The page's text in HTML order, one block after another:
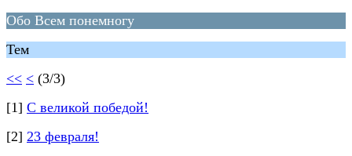
Обо Всем понемногу
Тем
<< < (3/3)
[1] С великой победой!
[2] 23 февраля!